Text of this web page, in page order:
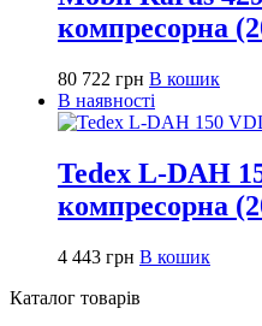
компресорна
80 722 грн В кошик
В наявності
Tedex L-DAH
компресорна
4 443 грн В кошик
Каталог товарів